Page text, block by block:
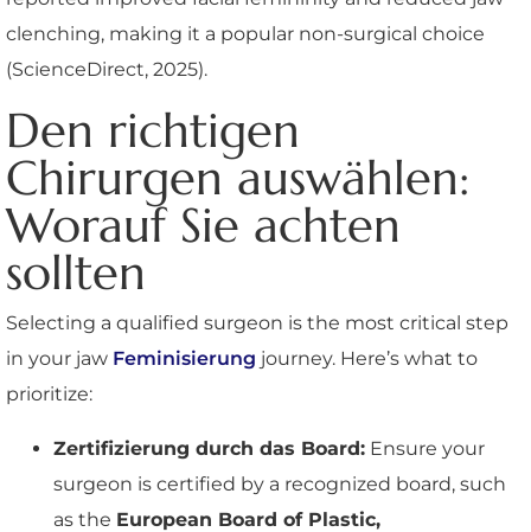
clenching, making it a popular non-surgical choice
(ScienceDirect, 2025).
Den richtigen
Chirurgen auswählen:
Worauf Sie achten
sollten
Selecting a qualified surgeon is the most critical step
in your jaw Feminisierung journey. Here’s what to
prioritize:
Zertifizierung durch das Board: Ensure your
surgeon is certified by a recognized board, such
as the European Board of Plastic,